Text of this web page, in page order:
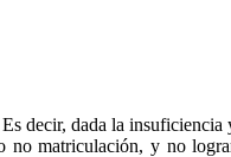
decir, dada la insuficiencia
no matriculación, y no